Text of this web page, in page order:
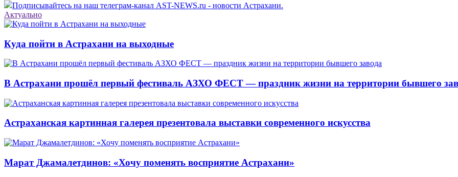
Подписывайтесь на наш телеграм-канал AST-NEWS.ru - новости Астрахани.
Актуально
Куда пойти в Астрахани на выходные
В Астрахани прошёл первый фестиваль АЗХО ФЕСТ — праздник жизни на территории бывшего
Астраханская картинная галерея презентовала выставки современного искусства
Марат Джамалетдинов: «Хочу поменять восприятие Астрахани»